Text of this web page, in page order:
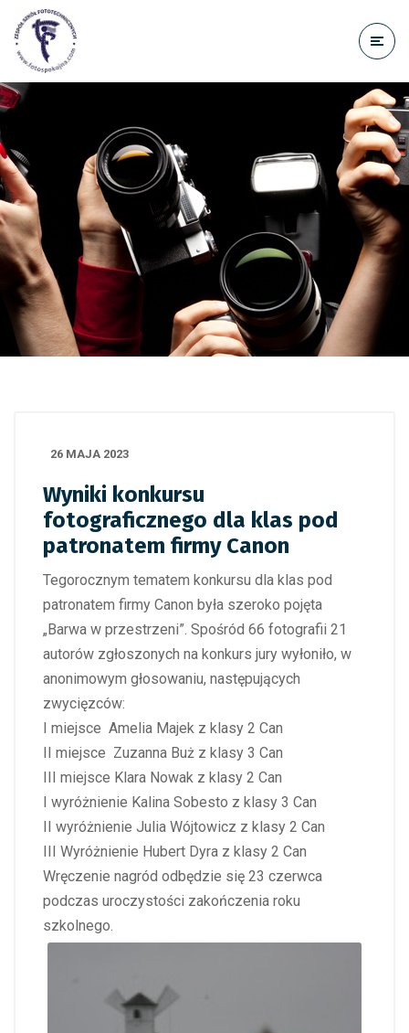
treści
26 MAJA 2023
Wyniki konkursu
fotograficznego dla klas pod
patronatem firmy Canon
Tegorocznym tematem konkursu dla klas pod
patronatem firmy Canon była szeroko pojęta
„Barwa w przestrzeni”. Spośród 66 fotografii 21
autorów zgłoszonych na konkurs jury wyłoniło, w
anonimowym głosowaniu, następujących
zwycięzców:
I miejsce Amelia Majek z klasy 2 Can
II miejsce Zuzanna Buż z klasy 3 Can
III miejsce Klara Nowak z klasy 2 Can
I wyróżnienie Kalina Sobesto z klasy 3 Can
II wyróżnienie Julia Wójtowicz z klasy 2 Can
III Wyróżnienie Hubert Dyra z klasy 2 Can
Wręczenie nagród odbędzie się 23 czerwca
podczas uroczystości zakończenia roku
szkolnego.